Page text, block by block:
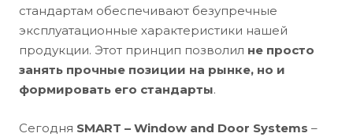
стандартам обеспечивают безупречные
эксплуатационные характеристики нашей
продукции. Этот принцип позволил не просто
занять прочные позиции на рынке, но и
формировать его стандарты.
Сегодня SMART – Window and Door Systems –